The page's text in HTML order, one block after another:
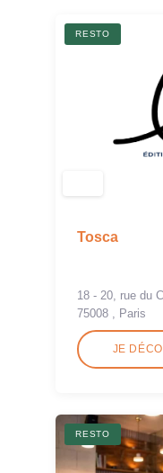
RESTO
Tosca
18 - 20, rue du
75008 , Paris
JE
RESTO